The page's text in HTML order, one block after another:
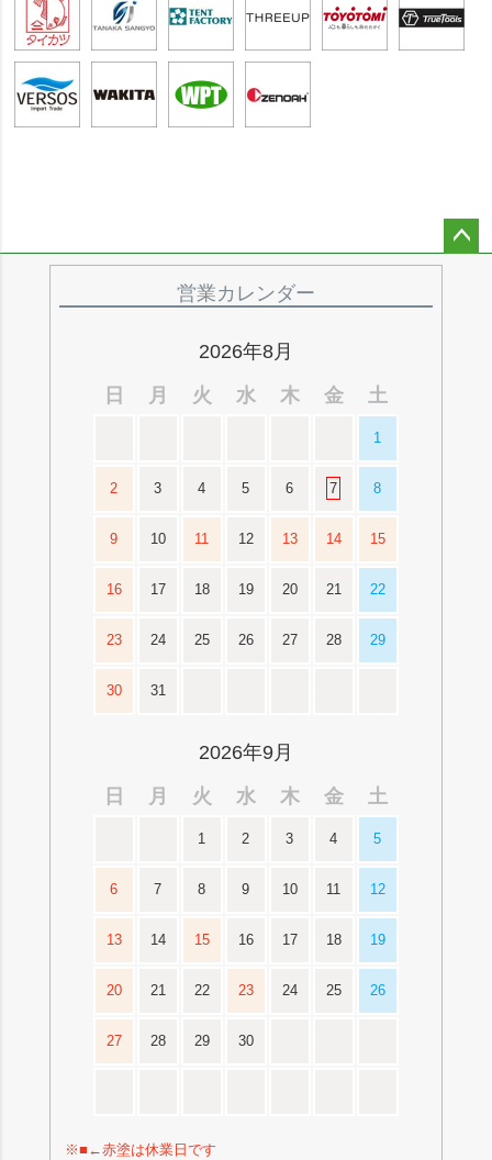
営業カレンダー
2026年8月
日
月 火 水 木 金 土
1
2 3 4 5 6 7 8
9 10 11 12 13 14 15
16 17 18 19 20 21 22
23 24 25 26 27 28 29
30 31
2026年9月
日
月 火 水 木 金 土
1 2 3 4 5
6 7 8 9 10 11 12
13 14 15 16 17 18 19
20 21 22 23 24 25 26
27 28 29 30
※■←赤塗は休業日です